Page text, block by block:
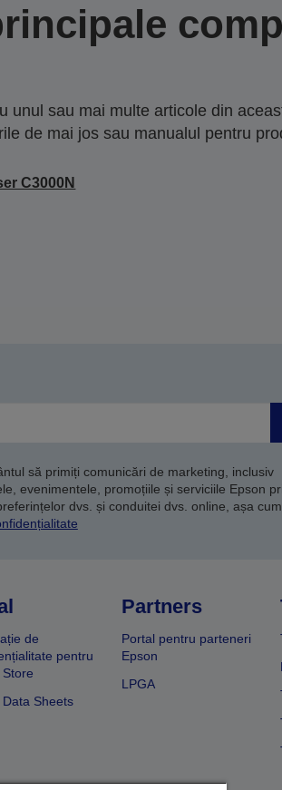
unul sau mai multe articole din
de mai jos sau manualul pentru
C3000N
să primiți comunicări de marketing, inclusiv
evenimentele, promoțiile și serviciile Epson
dvs. și conduitei dvs. online, așa cum
de
pentru
Data Sheets
Partners
Portal pentru parteneri
Epson
LPGA